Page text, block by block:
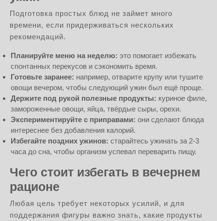
Подготовка простых блюд не займет много
времени, если придерживаться нескольких
рекомендаций.
Планируйте меню на неделю: это помогает избежать
спонтанных перекусов и сэкономить время.
Готовьте заранее: например, отварите крупу или тушите
овощи вечером, чтобы следующий ужин был ещё проще.
Держите под рукой полезные продукты: куриное филе,
замороженные овощи, яйца, твёрдые сыры, орехи.
Экспериментируйте с приправами: они сделают блюда
интереснее без добавления калорий.
Избегайте поздних ужинов: старайтесь ужинать за 2-3
часа до сна, чтобы организм успевал переварить пищу.
Чего стоит избегать в вечернем
рационе
Любая цель требует некоторых усилий, и для
поддержания фигуры важно знать, какие продукты